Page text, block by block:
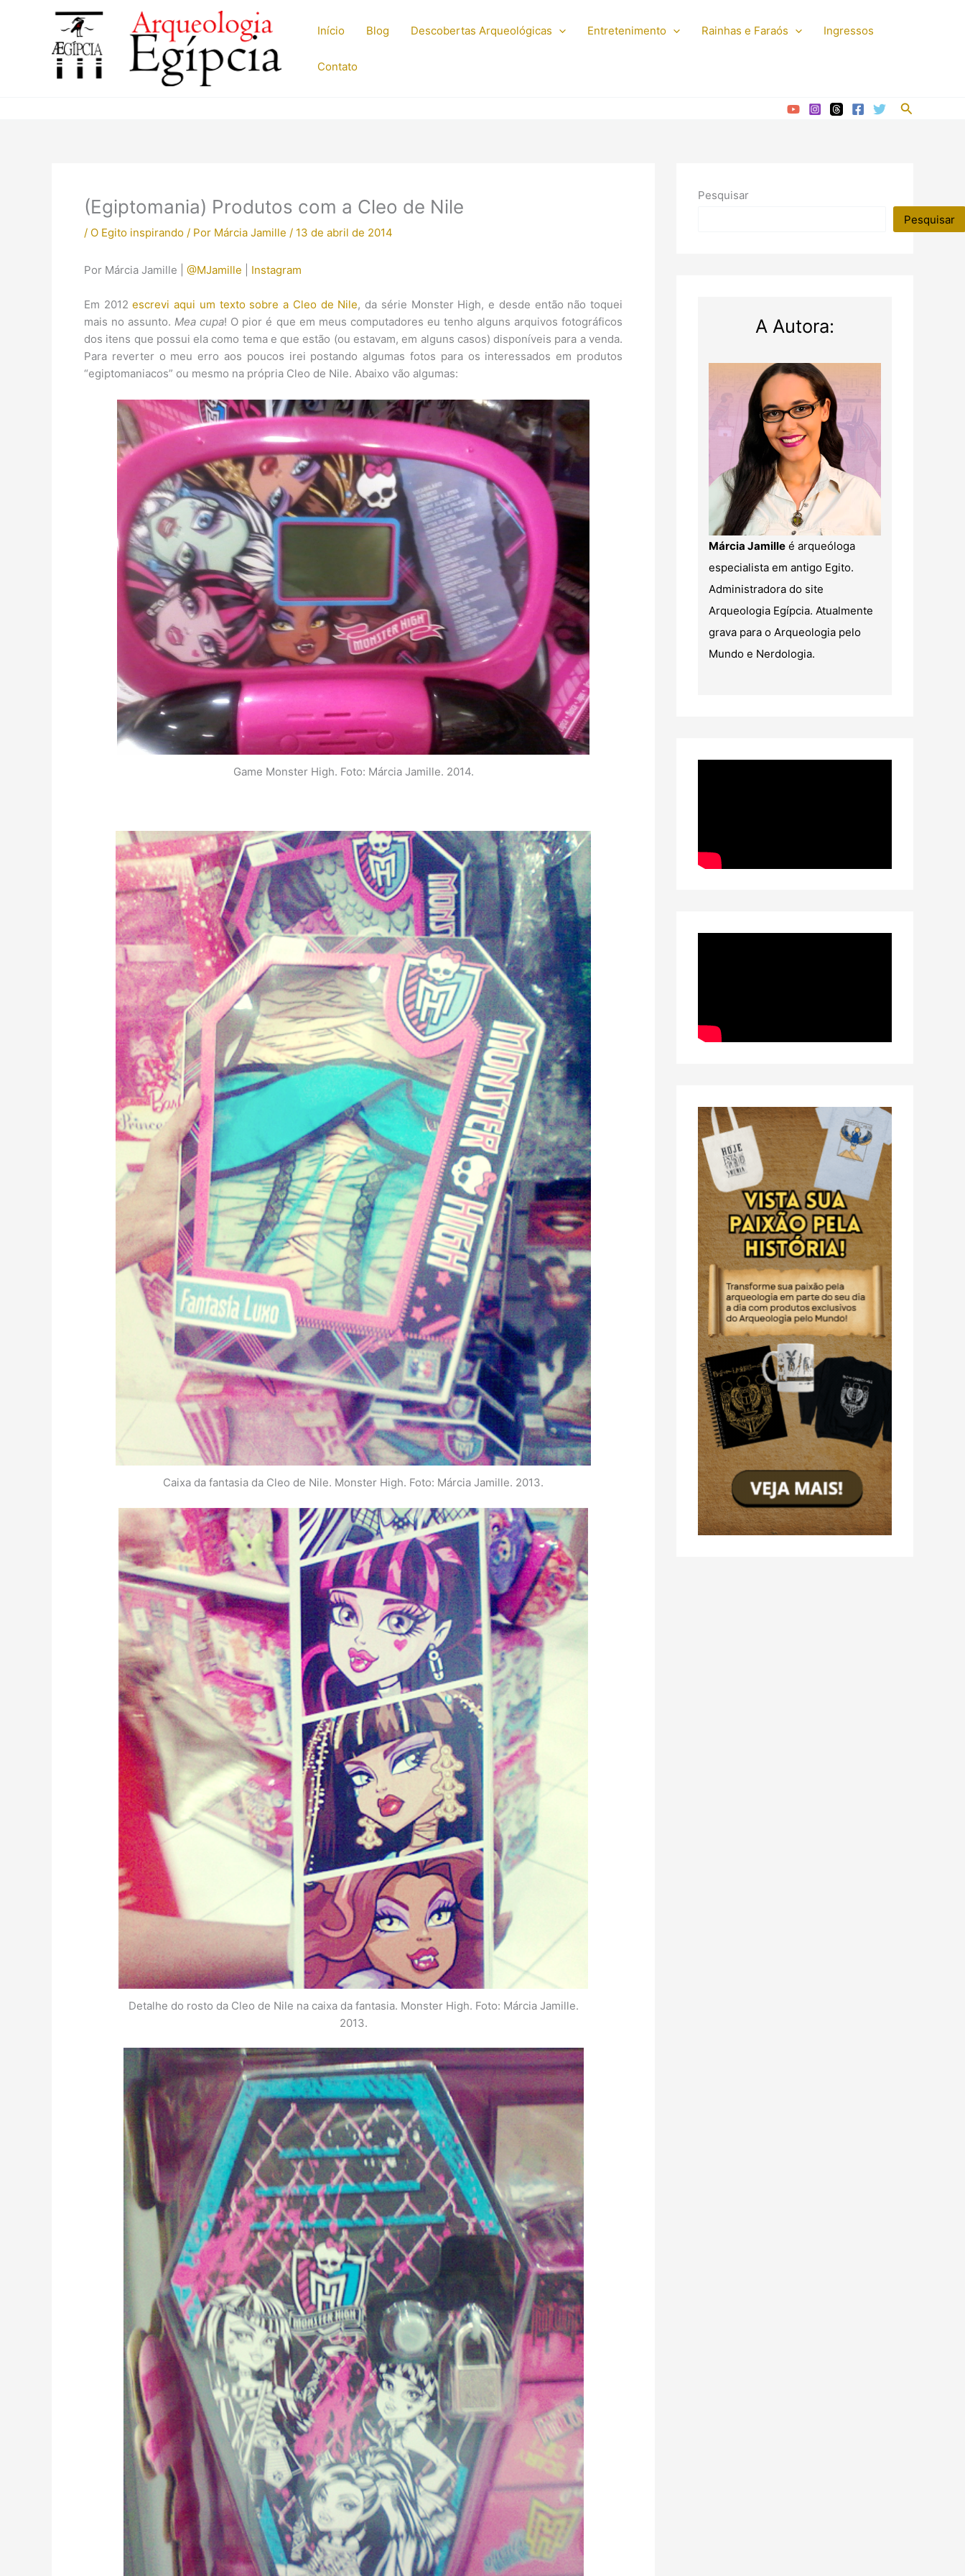
Início Blog Descobertas Arqueológicas Entretenimento Rainhas e Faraós Ingressos
Contato
Pesquisar
(Egiptomania) Produtos com a Cleo de Nile
/ O Egito inspirando / Por Márcia Jamille / 13 de abril de 2014
Por Márcia Jamille | @MJamille Instagram
Em 2012escrevi aqui um texto sobre a Cleo de Nile, da série Monster High, e desde então não toquei
mais no assunto.Mea cupa! O pior é que em meus computadores eu tenho alguns arquivos fotográficos
dos itens que possui ela como tema e que estão (ou estavam, em alguns casos) disponíveis para a venda.
Para reverter o meu erro aos poucos irei postando algumas fotos para os interessados em produtos
“egiptomaniacos” ou mesmo na própria Cleo de Nile. Abaixo vão algumas:
Game Monster High. Foto: Márcia Jamille. 2014.
Caixa da fantasia da Cleo de Nile. Monster High. Foto: Márcia Jamille. 2013.
Detalhe do rosto da Cleo de Nile na caixa da fantasia. Monster High. Foto: Márcia Jamille.
2013.
Pesquisar
Pesquisar
A Autora:
Márcia Jamille é arqueóloga
especialista em antigo Egito.
Administradora do site
Arqueologia Egípcia. Atualmente
grava para o Arqueologia pelo
Mundo e Nerdologia.